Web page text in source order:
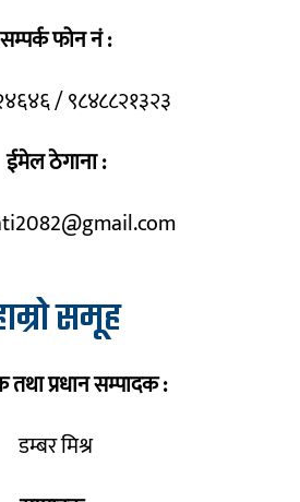
सम्पर्क फोन नं :
/ ९८४८८२१३२३
ईमेल ठेगाना :
समूह
तथा प्रधान सम्पादक :
डम्बर मिश्र